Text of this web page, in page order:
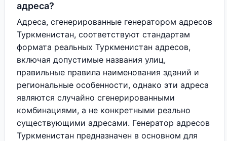
адреса?
Адреса, сгенерированные генератором адресов
Туркменистан, соответствуют стандартам
формата реальных Туркменистан адресов,
включая допустимые названия улиц,
правильные правила наименования зданий и
региональные особенности, однако эти адреса
являются случайно сгенерированными
комбинациями, а не конкретными реально
существующими адресами. Генератор адресов
Туркменистан предназначен в основном для